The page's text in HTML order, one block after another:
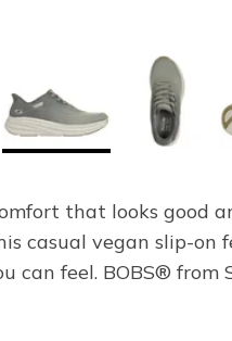
that looks good
casual vegan slip-on
can feel. BOBS®